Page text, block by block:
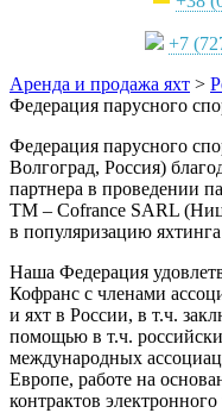
+7
Аренда и продажа яхт >
Федерация парусного
Федерация парусного
Волгоград, Россия)
партнера в проведении
TM – Cofrance SARL
в популяризацию
Наша Федерация
Кофранс с членами
и яхт в России, в т.ч.
помощью в т.ч.
международных
Европе, работе на
контрактов электронного